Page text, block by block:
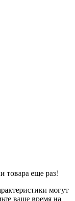
товара еще раз!
могут
ваше время на